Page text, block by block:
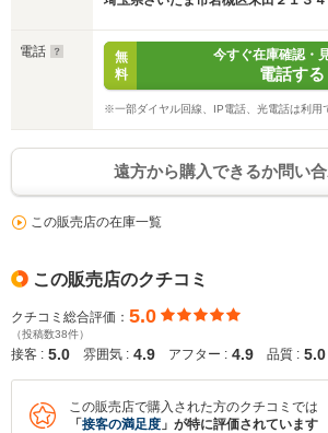
電話
無
料
今すぐ在庫確認・
電話する
※一部ダイヤル回線、IP電話、光電話は利用
遠方から購入できるか問い
この販売店の在庫一覧
この販売店のクチコミ
クチコミ総合評価： 5.0
（投稿数38件）
接客 : 5.0 雰囲気 : 4.9 アフター : 4.9 品質 : 5.0
この販売店で購入された方のクチコミでは
「 接客の満足度 」が特に評価されています
入力途中の情報を保存しま
※次回問い合わせをする際に自動入力
※保存された情報は90日で破棄さ